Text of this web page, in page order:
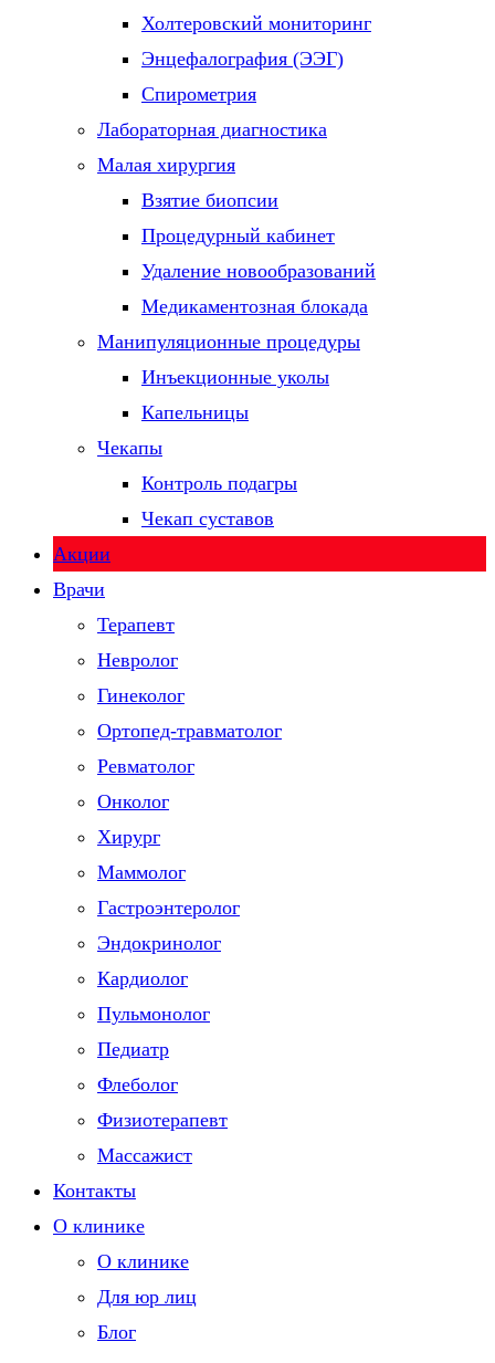
Холтеровский мониторинг
Энцефалография (ЭЭГ)
Спирометрия
Лабораторная диагностика
Малая хирургия
Взятие биопсии
Процедурный кабинет
Удаление новообразований
Медикаментозная блокада
Манипуляционные процедуры
Инъекционные уколы
Капельницы
Чекапы
Контроль подагры
Чекап суставов
Акции
Врачи
Терапевт
Невролог
Гинеколог
Ортопед-травматолог
Ревматолог
Онколог
Хирург
Маммолог
Гастроэнтеролог
Эндокринолог
Кардиолог
Пульмонолог
Педиатр
Флеболог
Физиотерапевт
Массажист
Контакты
О клинике
О клинике
Для юр лиц
Блог